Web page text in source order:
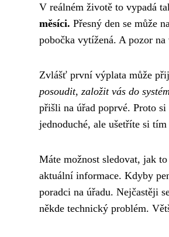
V reálném životě to vypadá
měsíci. Přesný den se může
pobočka vytížená. A pozor
Zvlášť první výplata může
posoudit, založit vás do
přišli na úřad poprvé. Proto
jednoduché, ale ušetříte si
Máte možnost sledovat, jak
aktuální informace. Kdyby
poradci na úřadu. Nejčastěji
někde technický problém.